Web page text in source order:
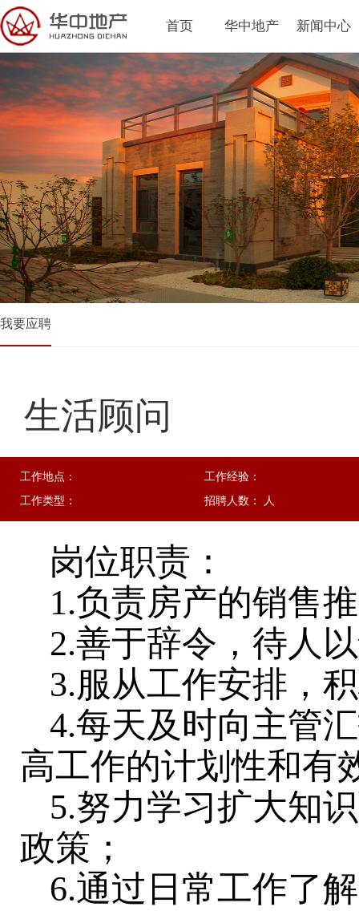
首页 华中地产 新闻中心
我要应聘
生活顾问
工作地点：
工作经验：
工作类型：
招聘人数： 人
岗位职责：
1.负责房产的销售
2.善于辞令，待人
3.服从工作安排，
4.每天及时向主管
高工作的计划性和有
5.努力学习扩大知
政策；
6.通过日常工作了